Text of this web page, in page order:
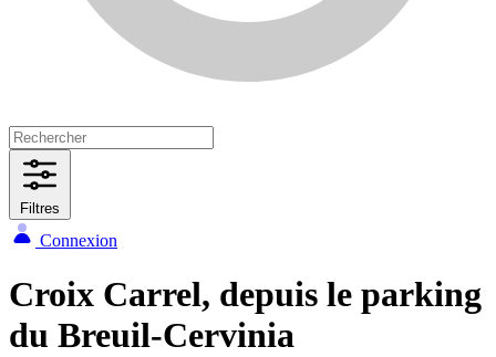
Filtres
Connexion
Croix Carrel, depuis le parking
du Breuil-Cervinia